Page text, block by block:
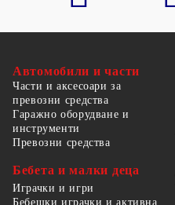
Автомобили и части
Части и аксесоари за
превозни средства
Гаражно оборудване и
инструменти
Превозни средства
Бебета и малки деца
Играчки и игри
Бебешки играчки и активна